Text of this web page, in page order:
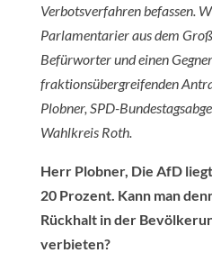
Verbotsverfahren befassen.
Parlamentarier aus dem
Befürworter und einen
fraktionsübergreifenden
Plobner, SPD-
Wahlkreis Roth.
Herr Plobner, Die AfD
20 Prozent. Kann man
Rückhalt in der
verbieten?